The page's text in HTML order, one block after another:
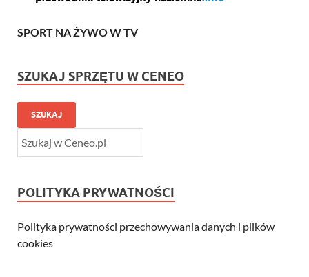
SPORT NA ŻYWO W TV
SZUKAJ SPRZĘTU W CENEO
SZUKAJ
POLITYKA PRYWATNOŚCI
Polityka prywatności przechowywania danych i plików
cookies